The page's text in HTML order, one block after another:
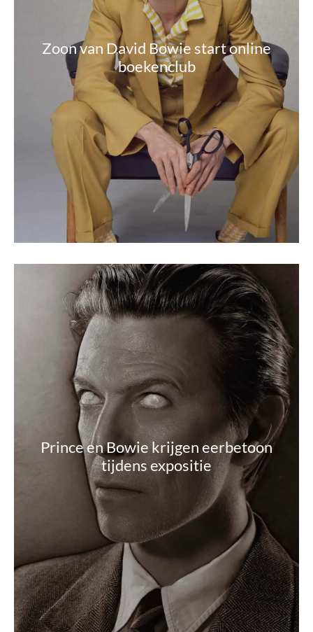
Zoon van David Bowie start online
boekenclub
Prince en Bowie krijgen eerbetoon
tijdens expositie